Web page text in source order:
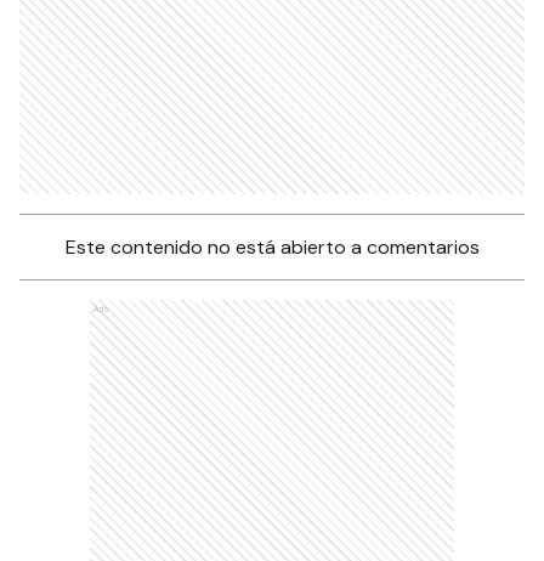
Este contenido no está abierto a comentarios
Ads